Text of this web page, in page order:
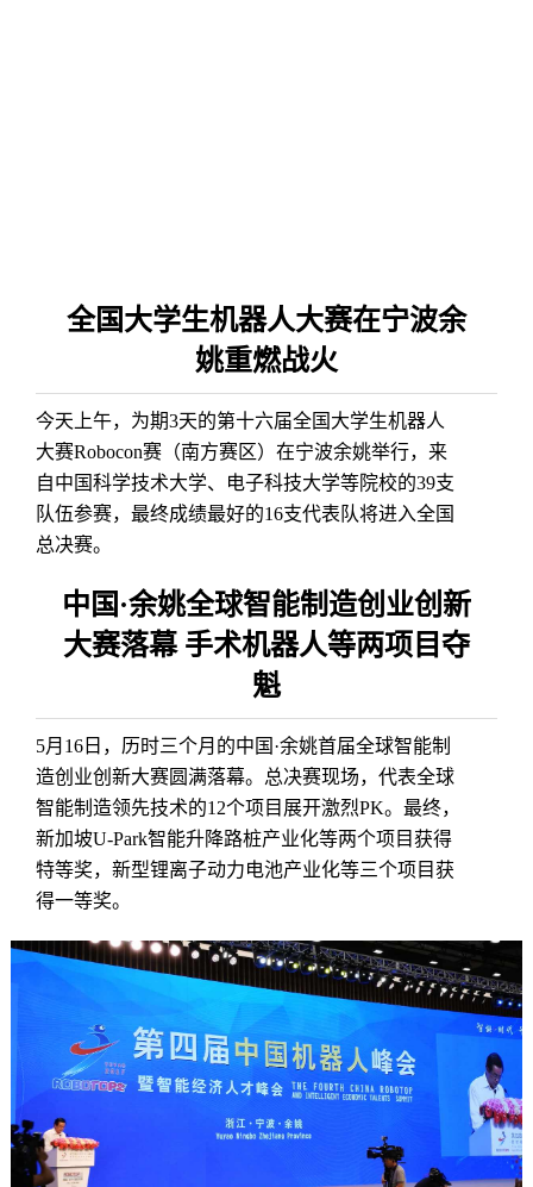
全国大学生机器人大赛在宁波余
姚重燃战火
今天上午，为期3天的第十六届全国大学生机器人
大赛Robocon赛（南方赛区）在宁波余姚举行，来
自中国科学技术大学、电子科技大学等院校的39支
队伍参赛，最终成绩最好的16支代表队将进入全国
总决赛。
中国·余姚全球智能制造创业创新
大赛落幕 手术机器人等两项目夺
魁
5月16日，历时三个月的中国·余姚首届全球智能制
造创业创新大赛圆满落幕。总决赛现场，代表全球
智能制造领先技术的12个项目展开激烈PK。最终，
新加坡U-Park智能升降路桩产业化等两个项目获得
特等奖，新型锂离子动力电池产业化等三个项目获
得一等奖。